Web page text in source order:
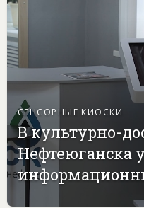
СЕНСОРНЫЕ КИОСКИ
В культурно-
Нефтеюганска